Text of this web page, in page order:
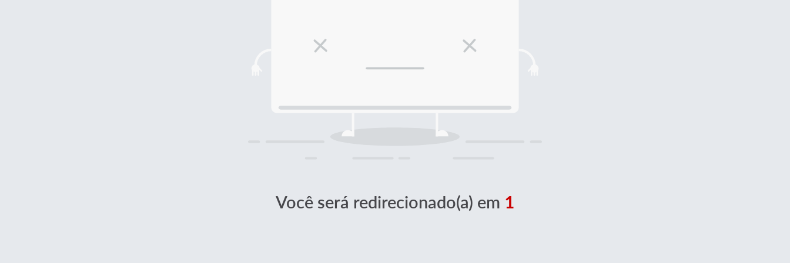
Você será redirecionado(a) em 1